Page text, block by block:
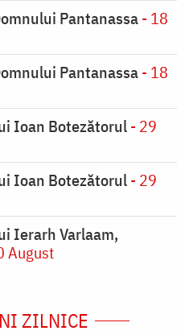
Pantanassa- 18
Pantanassa- 18
Ioan Botezătorul- 29
Ioan Botezătorul- 29
Ierarh Varlaam,
August
ZILNICE